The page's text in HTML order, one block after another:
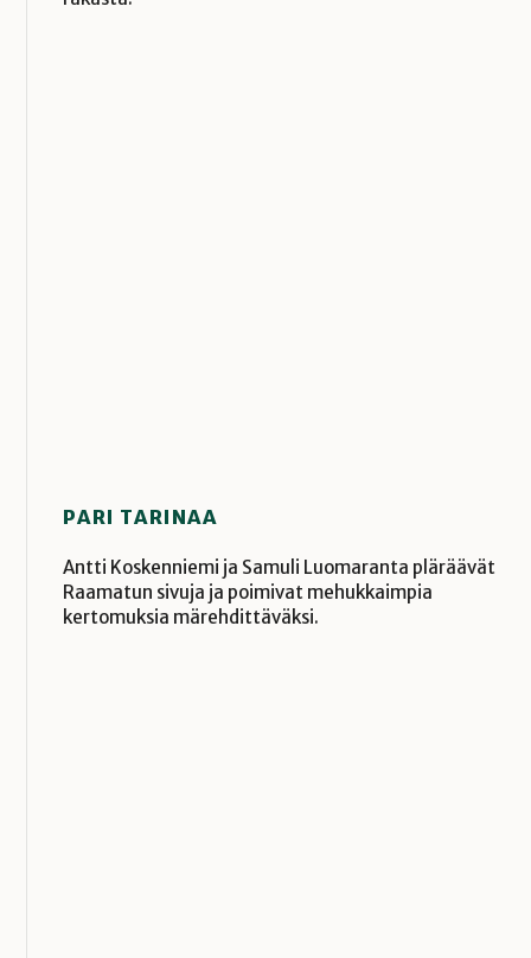
PARI TARINAA
Antti Koskenniemi ja Samuli Luomaranta pläräävät
Raamatun sivuja ja poimivat mehukkaimpia
kertomuksia märehdittäväksi.